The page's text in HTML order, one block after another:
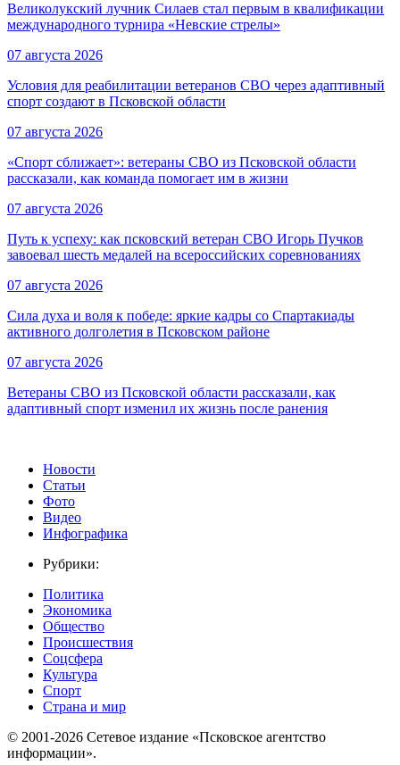
Великолукский лучник Силаев стал первым в квалификации
международного турнира «Невские стрелы»
07 августа 2026
Условия для реабилитации ветеранов СВО через адаптивный
спорт создают в Псковской области
07 августа 2026
«Спорт сближает»: ветераны СВО из Псковской области
рассказали, как команда помогает им в жизни
07 августа 2026
Путь к успеху: как псковский ветеран СВО Игорь Пучков
завоевал шесть медалей на всероссийских соревнованиях
07 августа 2026
Сила духа и воля к победе: яркие кадры со Спартакиады
активного долголетия в Псковском районе
07 августа 2026
Ветераны СВО из Псковской области рассказали, как
адаптивный спорт изменил их жизнь после ранения
Новости
Статьи
Фото
Видео
Инфографика
Рубрики:
Политика
Экономика
Общество
Происшествия
Соцсфера
Культура
Спорт
Страна и мир
© 2001-2026 Сетевое издание «Псковское агентство
информации».